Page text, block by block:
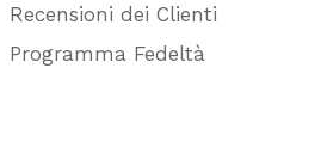
Recensioni dei Clienti
Programma Fedeltà